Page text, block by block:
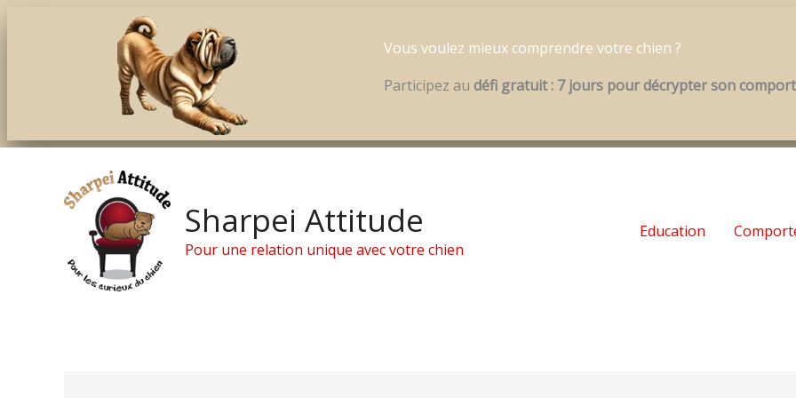
Vous voulez mieux comprendre votre chien ?
Participez au défi gratuit : 7 jours pour décrypter son
Sharpei Attitude
Pour une relation unique avec votre chien
Education